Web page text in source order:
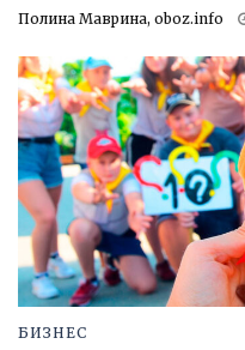
Полина Маврина, oboz.info
БИЗНЕС